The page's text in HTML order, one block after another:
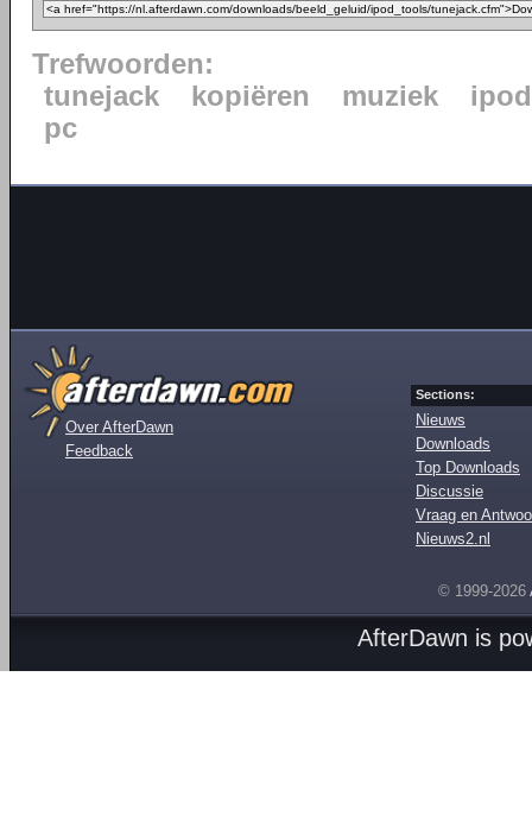
Trefwoorden:
tunejack
kopiëren muziek
ipod
pc
Over AfterDawn
Feedback
Sections:
Nieuws
Downloads
Top Downloads
Discussie
Vraag en
Nieuws2.nl
© 1999-2026
AfterDawn is